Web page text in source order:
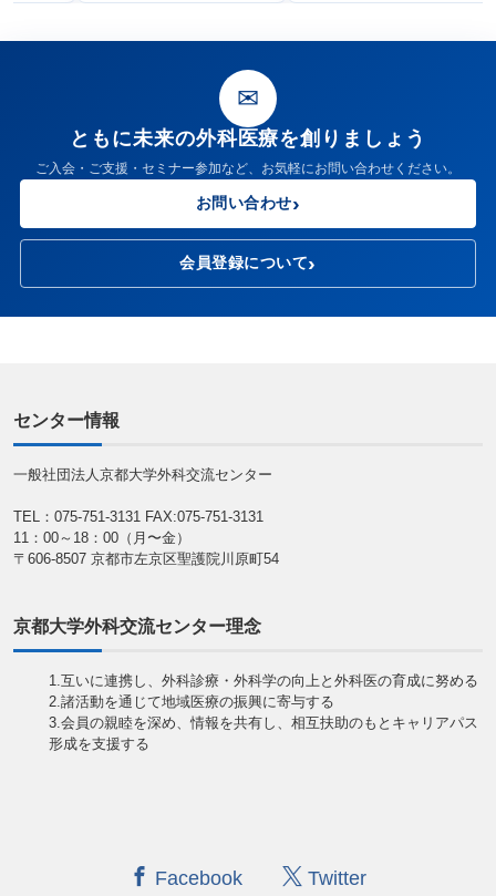
✉
ともに未来の外科医療を創りましょう
ご入会・ご支援・セミナー参加など、お気軽にお問い合わせください。
お問い合わせ
会員登録について
センター情報
一般社団法人京都大学外科交流センター
TEL：075-751-3131 FAX:075-751-3131
11：00～18：00（月〜金）
〒606-8507 京都市左京区聖護院川原町54
京都大学外科交流センター理念
1.互いに連携し、外科診療・外科学の向上と外科医の育成に努める
2.諸活動を通じて地域医療の振興に寄与する
3.会員の親睦を深め、情報を共有し、相互扶助のもとキャリアパス
形成を支援する
Facebook Twitter